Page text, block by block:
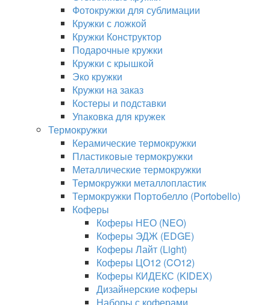
Фотокружки для сублимации
Кружки с ложкой
Кружки Конструктор
Подарочные кружки
Кружки с крышкой
Эко кружки
Кружки на заказ
Костеры и подставки
Упаковка для кружек
Термокружки
Керамические термокружки
Пластиковые термокружки
Металлические термокружки
Термокружки металлопластик
Термокружки Портобелло (Portobello)
Коферы
Коферы НЕО (NEO)
Коферы ЭДЖ (EDGE)
Коферы Лайт (Light)
Коферы ЦО12 (CO12)
Коферы КИДЕКС (KIDEX)
Дизайнерские коферы